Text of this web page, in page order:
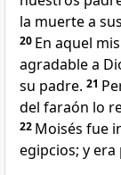
la muerte a
20 En aquel
agradable a
su padre. 21
del faraón lo
22 Moisés fue
egipcios; y